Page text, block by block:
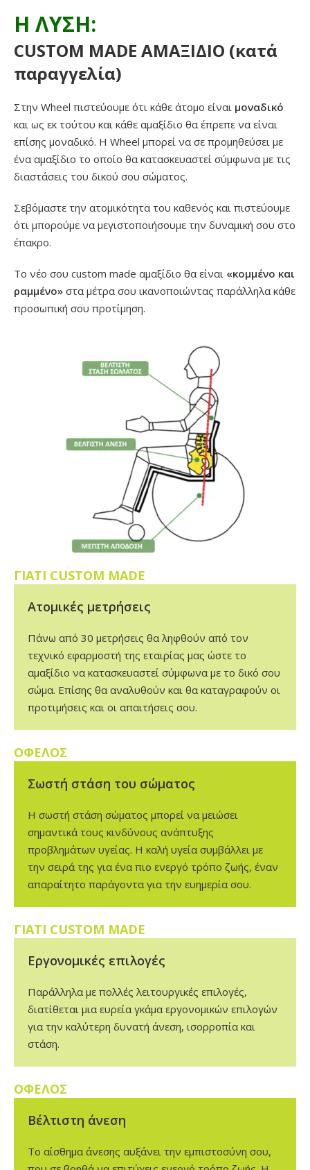
Η ΛΥΣΗ:
CUSTOM MADE ΑΜΑΞΙΔΙΟ (κατά
παραγγελία)
Στην Wheel πιστεύουμε ότι κάθε άτομο είναι μοναδικό
και ως εκ τούτου και κάθε αμαξίδιο θα έπρεπε να είναι
επίσης μοναδικό. Η Wheel μπορεί να σε προμηθεύσει με
ένα αμαξίδιο το οποίο θα κατασκευαστεί σύμφωνα με τις
διαστάσεις του δικού σου σώματος.
Σεβόμαστε την ατομικότητα του καθενός και πιστεύουμε
ότι μπορούμε να μεγιστοποιήσουμε την δυναμική σου στο
έπακρο.
Το νέο σου custom made αμαξίδιο θα είναι «κομμένο και
ραμμένο» στα μέτρα σου ικανοποιώντας παράλληλα κάθε
προσωπική σου προτίμηση.
ΓΙΑΤΙ CUSTOM MADE
Ατομικές μετρήσεις
Πάνω από 30 μετρήσεις θα ληφθούν από τον
τεχνικό εφαρμοστή της εταιρίας μας ώστε το
αμαξίδιο να κατασκευαστεί σύμφωνα με το δικό σου
σώμα. Επίσης θα αναλυθούν και θα καταγραφούν οι
προτιμήσεις και οι απαιτήσεις σου.
ΟΦΕΛΟΣ
Σωστή στάση του σώματος
Η σωστή στάση σώματος μπορεί να μειώσει
σημαντικά τους κινδύνους ανάπτυξης
προβλημάτων υγείας. Η καλή υγεία συμβάλλει με
την σειρά της για ένα πιο ενεργό τρόπο ζωής, έναν
απαραίτητο παράγοντα για την ευημερία σου.
ΓΙΑΤΙ CUSTOM MADE
Εργονομικές επιλογές
Παράλληλα με πολλές λειτουργικές επιλογές,
διατίθεται μια ευρεία γκάμα εργονομικών επιλογών
για την καλύτερη δυνατή άνεση, ισορροπία και
στάση.
ΟΦΕΛΟΣ
Βέλτιστη άνεση
Το αίσθημα άνεσης αυξάνει την εμπιστοσύνη σου,